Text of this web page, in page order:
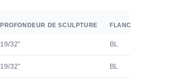
PROFONDEUR DE SCULPTURE FLANC
19/32" BL
19/32" BL